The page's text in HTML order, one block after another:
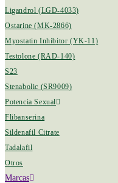
Ligandrol (LGD-4033)
Ostarine (MK-2866)
Myostatin Inhibitor (YK-11)
Testolone (RAD-140)
S23
Stenabolic (SR9009)
Potencia Sexual
Flibanserina
Sildenafil Citrate
Tadalafil
Otros
Marcas